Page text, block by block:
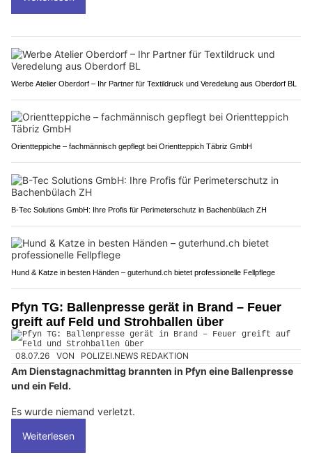
Werbe Atelier Oberdorf – Ihr Partner für Textildruck und Veredelung aus Oberdorf BL
Orientteppiche – fachmännisch gepflegt bei Orientteppich Täbriz GmbH
B-Tec Solutions GmbH: Ihre Profis für Perimeterschutz in Bachenbülach ZH
Hund & Katze in besten Händen – guterhund.ch bietet professionelle Fellpflege
Pfyn TG: Ballenpresse gerät in Brand – Feuer
greift auf Feld und Strohballen über
08.07.26 VON POLIZEI.NEWS REDAKTION
Am Dienstagnachmittag brannten in Pfyn eine Ballenpresse
und ein Feld.
Es wurde niemand verletzt.
Weiterlesen